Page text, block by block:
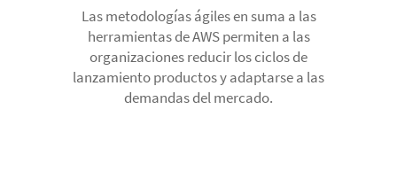
Las metodologías ágiles en suma a las
herramientas de AWS permiten a las
organizaciones reducir los ciclos de
lanzamiento productos y adaptarse a las
demandas del mercado.